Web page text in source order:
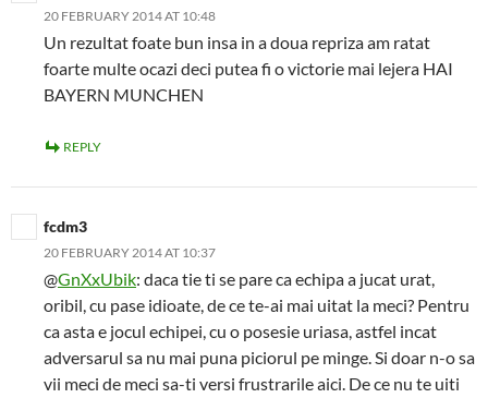
20 FEBRUARY 2014 AT 10:48
Un rezultat foate bun insa in a doua repriza am ratat
foarte multe ocazi deci putea fi o victorie mai lejera HAI
BAYERN MUNCHEN
REPLY
fcdm3
20 FEBRUARY 2014 AT 10:37
@GnXxUbik: daca tie ti se pare ca echipa a jucat urat,
oribil, cu pase idioate, de ce te-ai mai uitat la meci? Pentru
ca asta e jocul echipei, cu o posesie uriasa, astfel incat
adversarul sa nu mai puna piciorul pe minge. Si doar n-o sa
vii meci de meci sa-ti versi frustrarile aici. De ce nu te uiti